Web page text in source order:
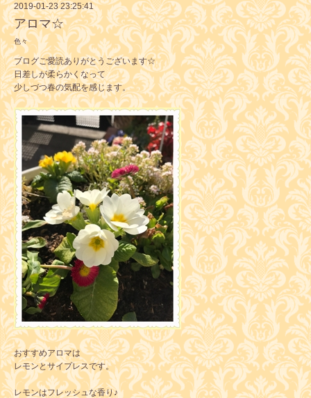
2019-01-23 23:25:41
アロマ☆
色々
ブログご愛読ありがとうございます☆
日差しが柔らかくなって
少しづつ春の気配を感じます。
おすすめアロマは
レモンとサイプレスです。
レモンはフレッシュな香り♪